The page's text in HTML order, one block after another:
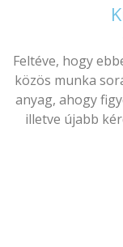
Feltéve, hogy
közös munka
anyag, ahogy
illetve újabb